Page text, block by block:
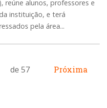
reúne alunos, professores e
instituição, e terá
pela área...
de 57 Próxima